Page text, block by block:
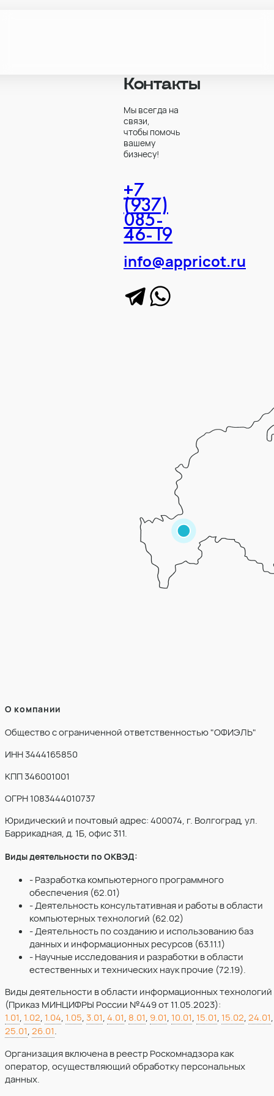
Контакты
Мы всегда на
связи,
чтобы помочь
вашему
бизнесу!
+7
(937)
085-
46-19
info@appricot.ru
О компании
Общество с ограниченной ответственностью "ОФИЭЛЬ"
ИНН 3444165850
КПП 346001001
ОГРН 1083444010737
Юридический и почтовый адрес: 400074, г. Волгоград, ул.
Баррикадная, д. 1Б, офис 311.
Виды деятельности по ОКВЭД:
- Разработка компьютерного программного
обеспечения (62.01)
- Деятельность консультативная и работы в области
компьютерных технологий (62.02)
- Деятельность по созданию и использованию баз
данных и информационных ресурсов (63.11.1)
- Научные исследования и разработки в области
естественных и технических наук прочие (72.19).
Виды деятельности в области информационных технологий
(Приказ МИНЦИФРЫ России №449 от 11.05.2023):
1.01, 1.02, 1.04, 1.05,3.01,4.01, 8.01, 9.01, 10.01, 15.01, 15.02,24.01,
25.01,26.01.
Организация включена в реестр Роскомнадзора как
оператор, осуществляющий обработку персональных
данных.